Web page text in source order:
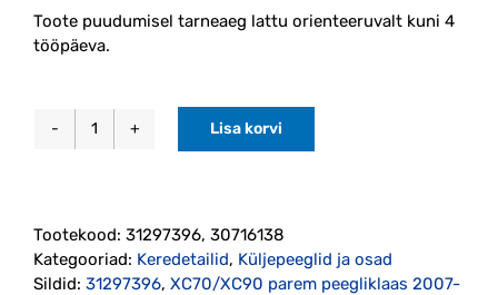
Toote puudumisel tarneaeg lattu orienteeruvalt kuni 4
tööpäeva.
XC70/XC90
(31297396)
kogus
Lisa korvi
Tootekood: 31297396, 30716138
Kategooriad: Keredetailid, Küljepeeglid ja osad
Sildid: 31297396, XC70/XC90 parem peegliklaas 2007-